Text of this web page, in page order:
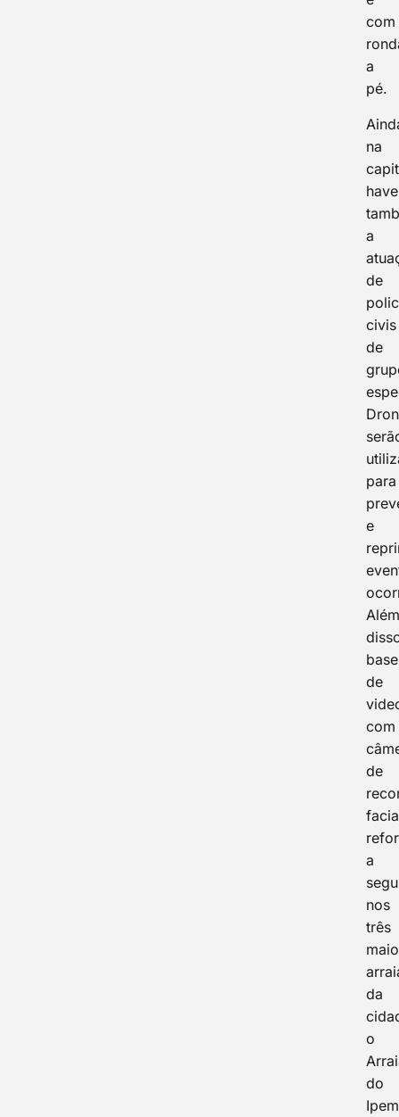
com
a
pé.
na
a
de
civis
de
para
e
de
com
de
a
nos
três
da
o
do